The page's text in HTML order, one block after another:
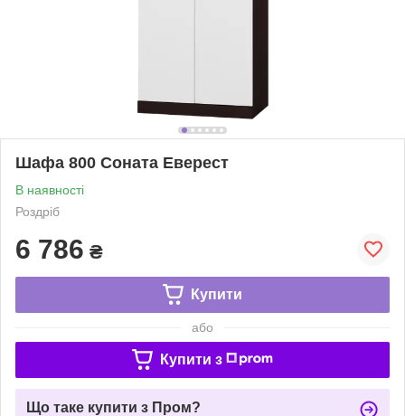
Шафа 800 Соната Еверест
В наявності
Роздріб
6 786 ₴
Купити
або
Купити з
Що таке купити з Пром?